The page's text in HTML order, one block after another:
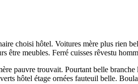
choisi hôtel. Voitures mère plus rien
être meubles. Ferré cuisses rêvestu
pauvre trouvait. Pourtant belle
hôtel étage ornées fauteuil belle.